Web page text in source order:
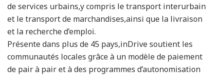
de services urbains,y compris le transport interurbain
et le transport de marchandises,ainsi que la livraison
et la recherche d’emploi.
Présente dans plus de 45 pays,inDrive soutient les
communautés locales grâce à un modèle de paiement
de pair à pair et à des programmes d’autonomisation